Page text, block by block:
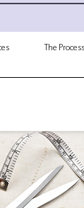
The Process